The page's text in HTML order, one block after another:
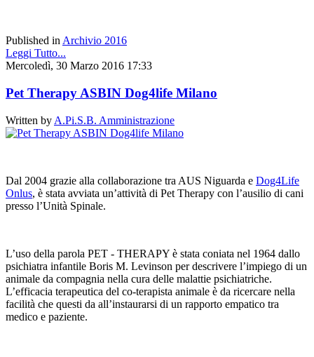
Published in Archivio 2016
Leggi Tutto...
Mercoledì, 30 Marzo 2016 17:33
Pet Therapy ASBIN Dog4life Milano
Written by A.Pi.S.B. Amministrazione
Dal 2004 grazie alla collaborazione tra AUS Niguarda e Dog4Life
Onlus, è stata avviata un’attività di Pet Therapy con l’ausilio di cani
presso l’Unità Spinale.
L’uso della parola PET - THERAPY è stata coniata nel 1964 dallo
psichiatra infantile Boris M. Levinson per descrivere l’impiego di un
animale da compagnia nella cura delle malattie psichiatriche.
L’efficacia terapeutica del co-terapista animale è da ricercare nella
facilità che questi da all’instaurarsi di un rapporto empatico tra
medico e paziente.